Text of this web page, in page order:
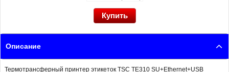
Описание
Термотрансферный принтер этикеток TSC TE310 SU+Ethernet+USB